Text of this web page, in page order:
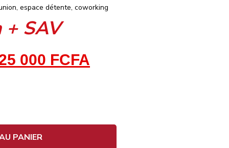
espace détente, coworking
+ SAV
000 FCFA
PANIER